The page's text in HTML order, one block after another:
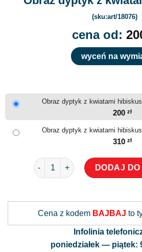
(sku:art/18076)
cena od:
wyceń na
Obraz dyptyk z kwiatami
200 zł
Obraz dyptyk z kwiatami
310 zł
ilość Obraz dyptyk z kwiatami
DODAJ
Cena z kodem BAJBAJ to
Infolinia
poniedziałek — piątek: